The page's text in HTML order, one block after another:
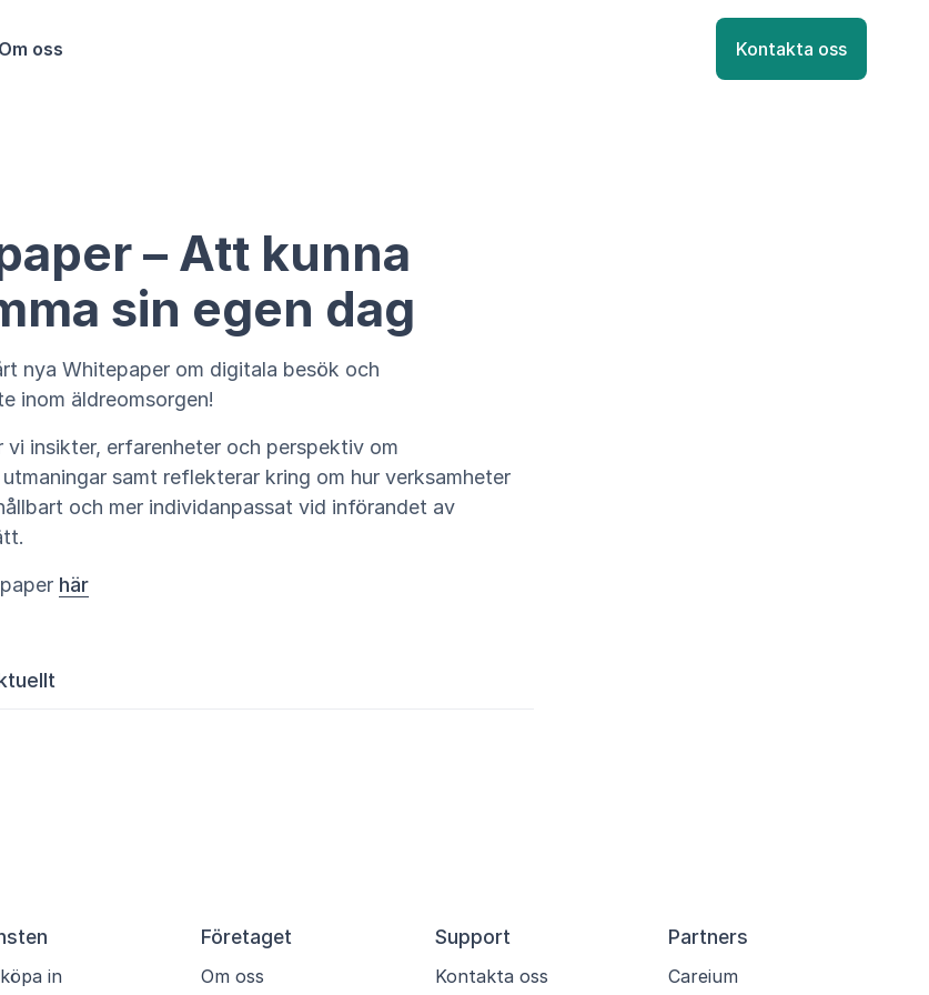
Om oss Kontakta oss
– Att kunna
sin egen dag
nya Whitepaper om digitala besök och
inom äldreomsorgen!
vi insikter, erfarenheter och perspektiv om
samt reflekterar kring om hur verksamheter
och mer individanpassat vid införandet av
här
in
Företaget
Om oss
Support
Kontakta oss
Partners
Careium